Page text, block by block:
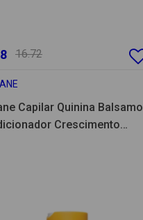
16.72
Capilar Quinina Balsamo
Crescimento